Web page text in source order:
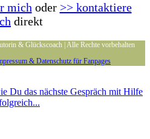
mich oder >> kontaktiere
direkt
& Glückscoach | Alle Rechte vorbehalten
& Datenschutz für Fanpages
Du das nächste Gespräch mit Hilfe